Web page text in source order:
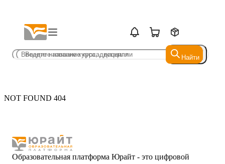
Найти
Найти
NOT FOUND 404
Образовательная платформа Юрайт - это цифровой